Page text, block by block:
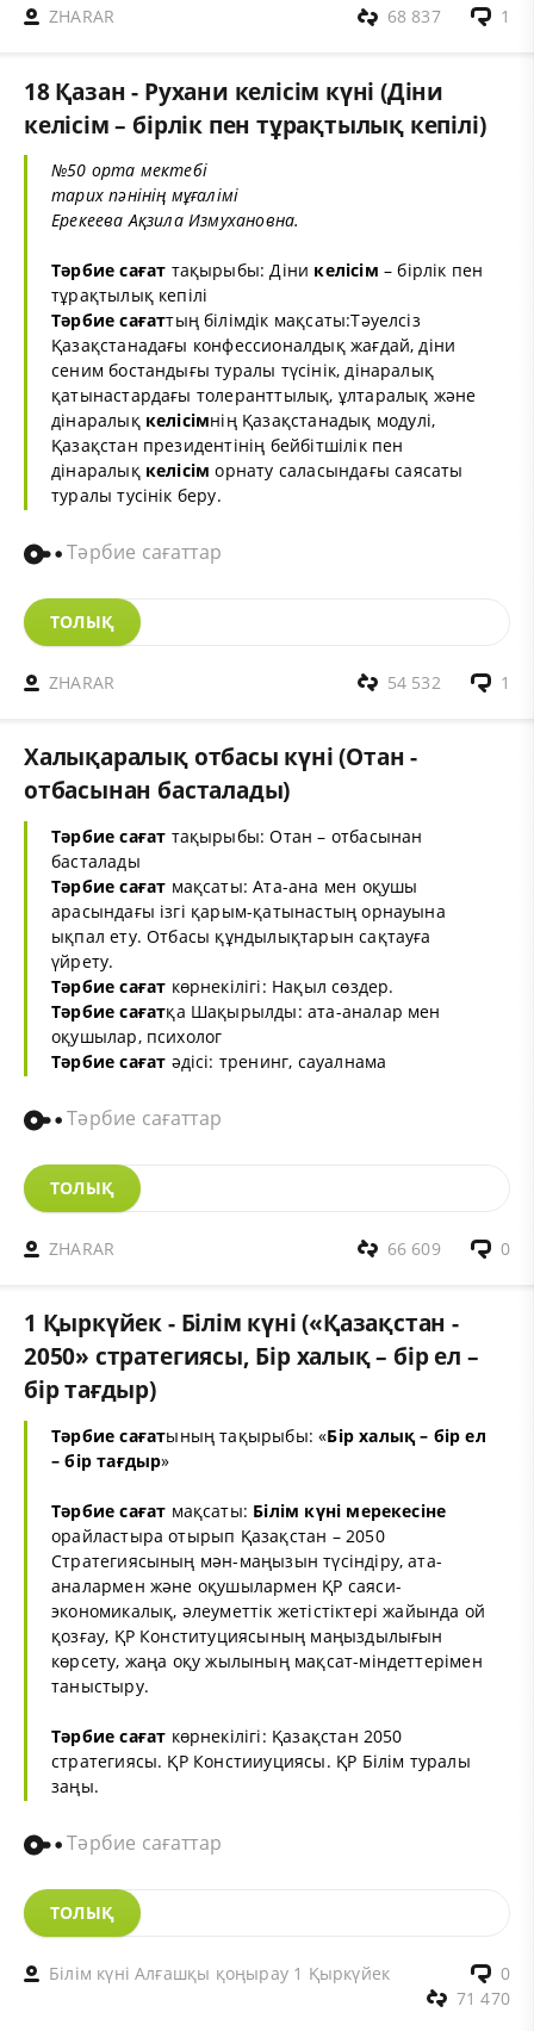
ZHARAR 1
68 837
18 Қазан - Рухани келісім күні (Діни
келісім – бірлік пен тұрақтылық кепілі)
№50 орта мектебі
тарих пәнінің мұғалімі
Ерекеева Ақзила Измухановна.
Тәрбие сағат тақырыбы: Діни келісім – бірлік пен
тұрақтылық кепілі
Тәрбие сағаттың білімдік мақсаты:Тәуелсіз
Қазақстанадағы конфессионалдық жағдай, діни
сеним бостандығы туралы түсінік, дінаралық
қатынастардағы толеранттылық, ұлтаралық және
дінаралық келісімнің Қазақстанадық модулі,
Қазақстан президентінің бейбітшілік пен
дінаралық келісім орнату саласындағы саясаты
туралы тусінік беру.
Тәрбие сағаттар
ТОЛЫҚ
ZHARAR 1
54 532
Халықаралық отбасы күні (Отан -
отбасынан басталады)
Тәрбие сағат тақырыбы: Отан – отбасынан
басталады
Тәрбие сағат мақсаты: Ата-ана мен оқушы
арасындағы ізгі қарым-қатынастың орнауына
ықпал ету. Отбасы құндылықтарын сақтауға
үйрету.
Тәрбие сағат көрнекілігі: Нақыл сөздер.
Тәрбие сағатқа Шақырылды: ата-аналар мен
оқушылар, психолог
Тәрбие сағат әдісі: тренинг, сауалнама
Тәрбие сағаттар
ТОЛЫҚ
ZHARAR 0
66 609
1 Қыркүйек - Білім күні («Қазақстан -
2050» стратегиясы, Бір халық – бір ел –
бір тағдыр)
Тәрбие сағатының тақырыбы: «Бір халық – бір ел
– бір тағдыр»
Тәрбие сағат мақсаты: Білім күні мерекесіне
орайластыра отырып Қазақстан – 2050
Стратегиясының мән-маңызын түсіндіру, ата-
аналармен және оқушылармен ҚР саяси-
экономикалық, әлеуметтік жетістіктері жайында ой
қозғау, ҚР Конституциясының маңыздылығын
көрсету, жаңа оқу жылының мақсат-міндеттерімен
таныстыру.
Тәрбие сағат көрнекілігі: Қазақстан 2050
стратегиясы. ҚР Констииуциясы. ҚР Білім туралы
заңы.
Тәрбие сағаттар
ТОЛЫҚ
Білім күні Алғашқы қоңырау 1 Қыркүйек
0
71 470